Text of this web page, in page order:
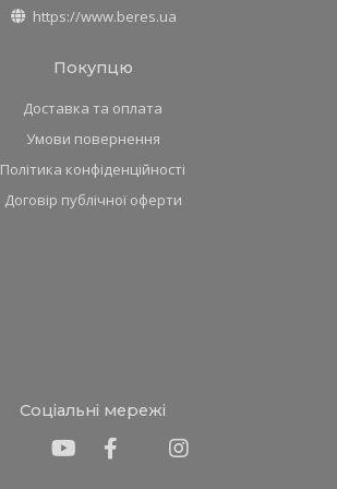
https://www.beres.ua
Покупцю
Доставка та оплата
Умови повернення
Політика конфіденційності
Договір публічної оферти
Соціальні мережі